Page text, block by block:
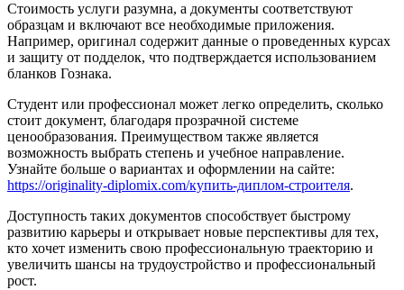
Стоимость услуги разумна, а документы соответствуют
образцам и включают все необходимые приложения.
Например, оригинал содержит данные о проведенных курсах
и защиту от подделок, что подтверждается использованием
бланков Гознака.
Студент или профессионал может легко определить, сколько
стоит документ, благодаря прозрачной системе
ценообразования. Преимуществом также является
возможность выбрать степень и учебное направление.
Узнайте больше о вариантах и оформлении на сайте:
https://originality-diplomix.com/купить-диплом-строителя.
Доступность таких документов способствует быстрому
развитию карьеры и открывает новые перспективы для тех,
кто хочет изменить свою профессиональную траекторию и
увеличить шансы на трудоустройство и профессиональный
рост.